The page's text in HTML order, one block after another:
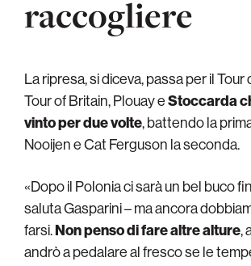
raccogliere
La ripresa, si diceva, passa per il Tour
Tour of Britain, Plouay eStoccarda
vinto per due volte, battendo la
Nooijen e Cat Ferguson la seconda.
«Dopo il Polonia ci sarà un bel buco
saluta Gasparini – ma ancora
farsi.Non penso di fare altre alture,
andrò a pedalare al fresco se le